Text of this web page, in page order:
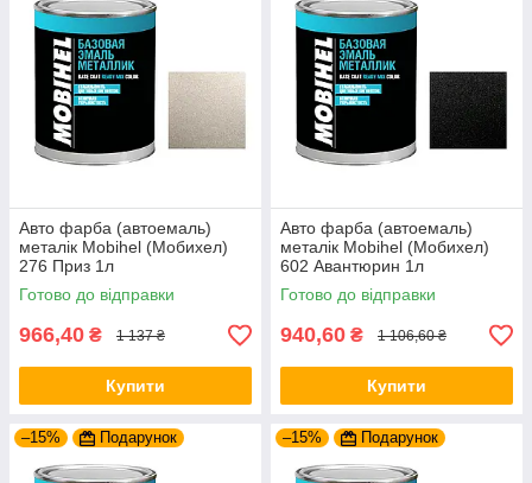
Авто фарба (автоемаль)
металік Mobihel (Мобихел)
276 Приз 1л
Готово до відправки
966,40 ₴ 1 137 ₴
Купити
Авто фарба (автоемаль)
металік Mobihel (Мобихел)
602 Авантюрин 1л
Готово до відправки
940,60 ₴ 1 106,60 ₴
Купити
–15% Подарунок –15% Подарунок